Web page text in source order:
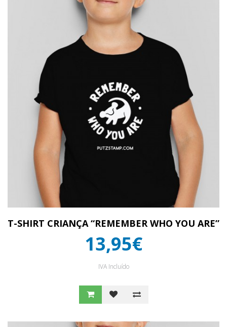
T-SHIRT CRIANÇA “REMEMBER WHO YOU ARE”
13,95€
IVA Incluído